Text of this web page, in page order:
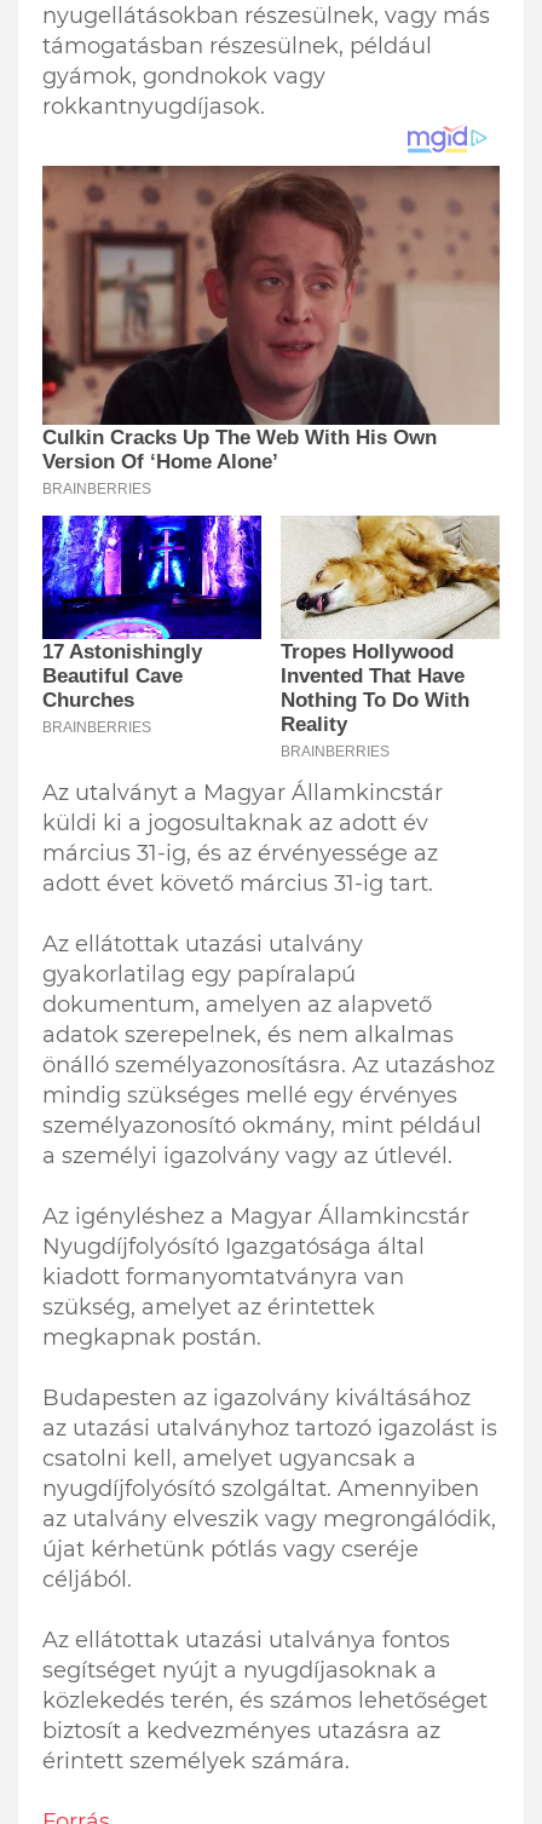
nyugellátásokban részesülnek, vagy más
támogatásban részesülnek, például
gyámok, gondnokok vagy
rokkantnyugdíjasok.
Az utalványt a Magyar Államkincstár
küldi ki a jogosultaknak az adott év
március 31-ig, és az érvényessége az
adott évet követő március 31-ig tart.
Az ellátottak utazási utalvány
gyakorlatilag egy papíralapú
dokumentum, amelyen az alapvető
adatok szerepelnek, és nem alkalmas
önálló személyazonosításra. Az utazáshoz
mindig szükséges mellé egy érvényes
személyazonosító okmány, mint például
a személyi igazolvány vagy az útlevél.
Az igényléshez a Magyar Államkincstár
Nyugdíjfolyósító Igazgatósága által
kiadott formanyomtatványra van
szükség, amelyet az érintettek
megkapnak postán.
Budapesten az igazolvány kiváltásához
az utazási utalványhoz tartozó igazolást is
csatolni kell, amelyet ugyancsak a
nyugdíjfolyósító szolgáltat. Amennyiben
az utalvány elveszik vagy megrongálódik,
újat kérhetünk pótlás vagy cseréje
céljából.
Az ellátottak utazási utalványa fontos
segítséget nyújt a nyugdíjasoknak a
közlekedés terén, és számos lehetőséget
biztosít a kedvezményes utazásra az
érintett személyek számára.